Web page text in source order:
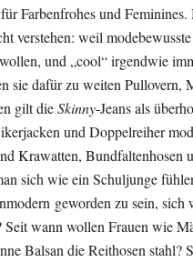
Farbenfrohes und Feminines.
verstehen: weil
und „cool“ irgendwie
sie dafür zu weiten Pullovern,
gilt dieSkinny-Jeans als
und Doppelreiher
Krawatten, Bundfaltenhosen
sich wie ein Schuljunge
geworden zu sein, sich
Seit wann wollen Frauen wie
Balsan die Reithosen stahl?